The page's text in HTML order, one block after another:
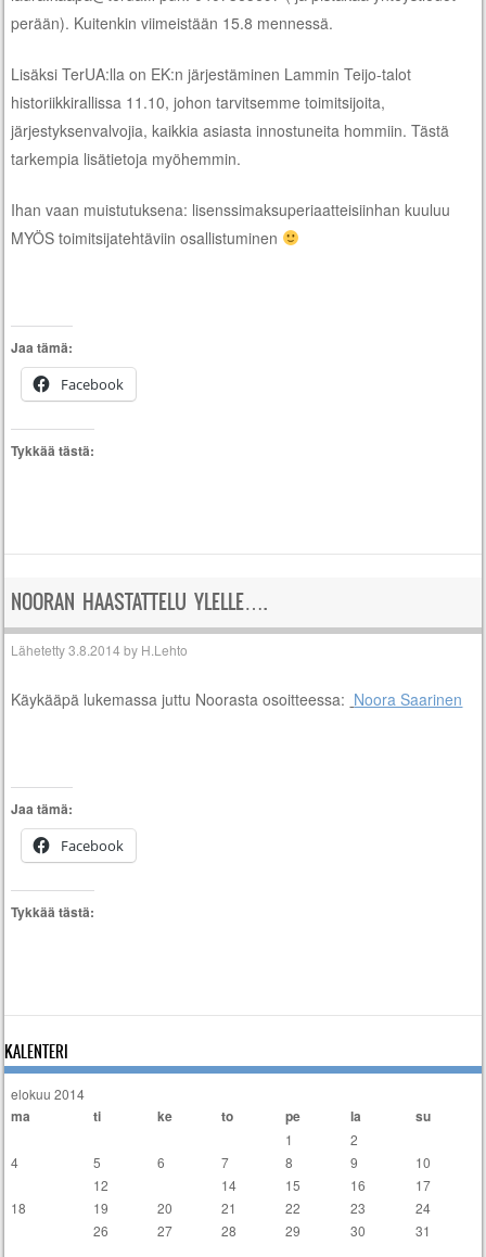
perään). Kuitenkin viimeistään 15.8 mennessä.
Lisäksi TerUA:lla on EK:n järjestäminen Lammin Teijo-talot
historiikkirallissa 11.10, johon tarvitsemme toimitsijoita,
järjestyksenvalvojia, kaikkia asiasta innostuneita hommiin. Tästä
tarkempia lisätietoja myöhemmin.
Ihan vaan muistutuksena: lisenssimaksuperiaatteisiinhan kuuluu
MYÖS toimitsijatehtäviin osallistuminen
Jaa tämä:
Facebook
Tykkää tästä:
NOORAN HAASTATTELU YLELLE….
Lähetetty3.8.2014 by H.Lehto
Käykääpä lukemassa juttu Noorasta osoitteessa: Noora Saarinen
Jaa tämä:
Facebook
Tykkää tästä:
KALENTERI
elokuu 2014
ma ti ke to pe la su
1 2
4
5 6 7 8 9
10
12 14 15 16
17
18
19 20 21 22 23
24
26 27 28 29 30 31